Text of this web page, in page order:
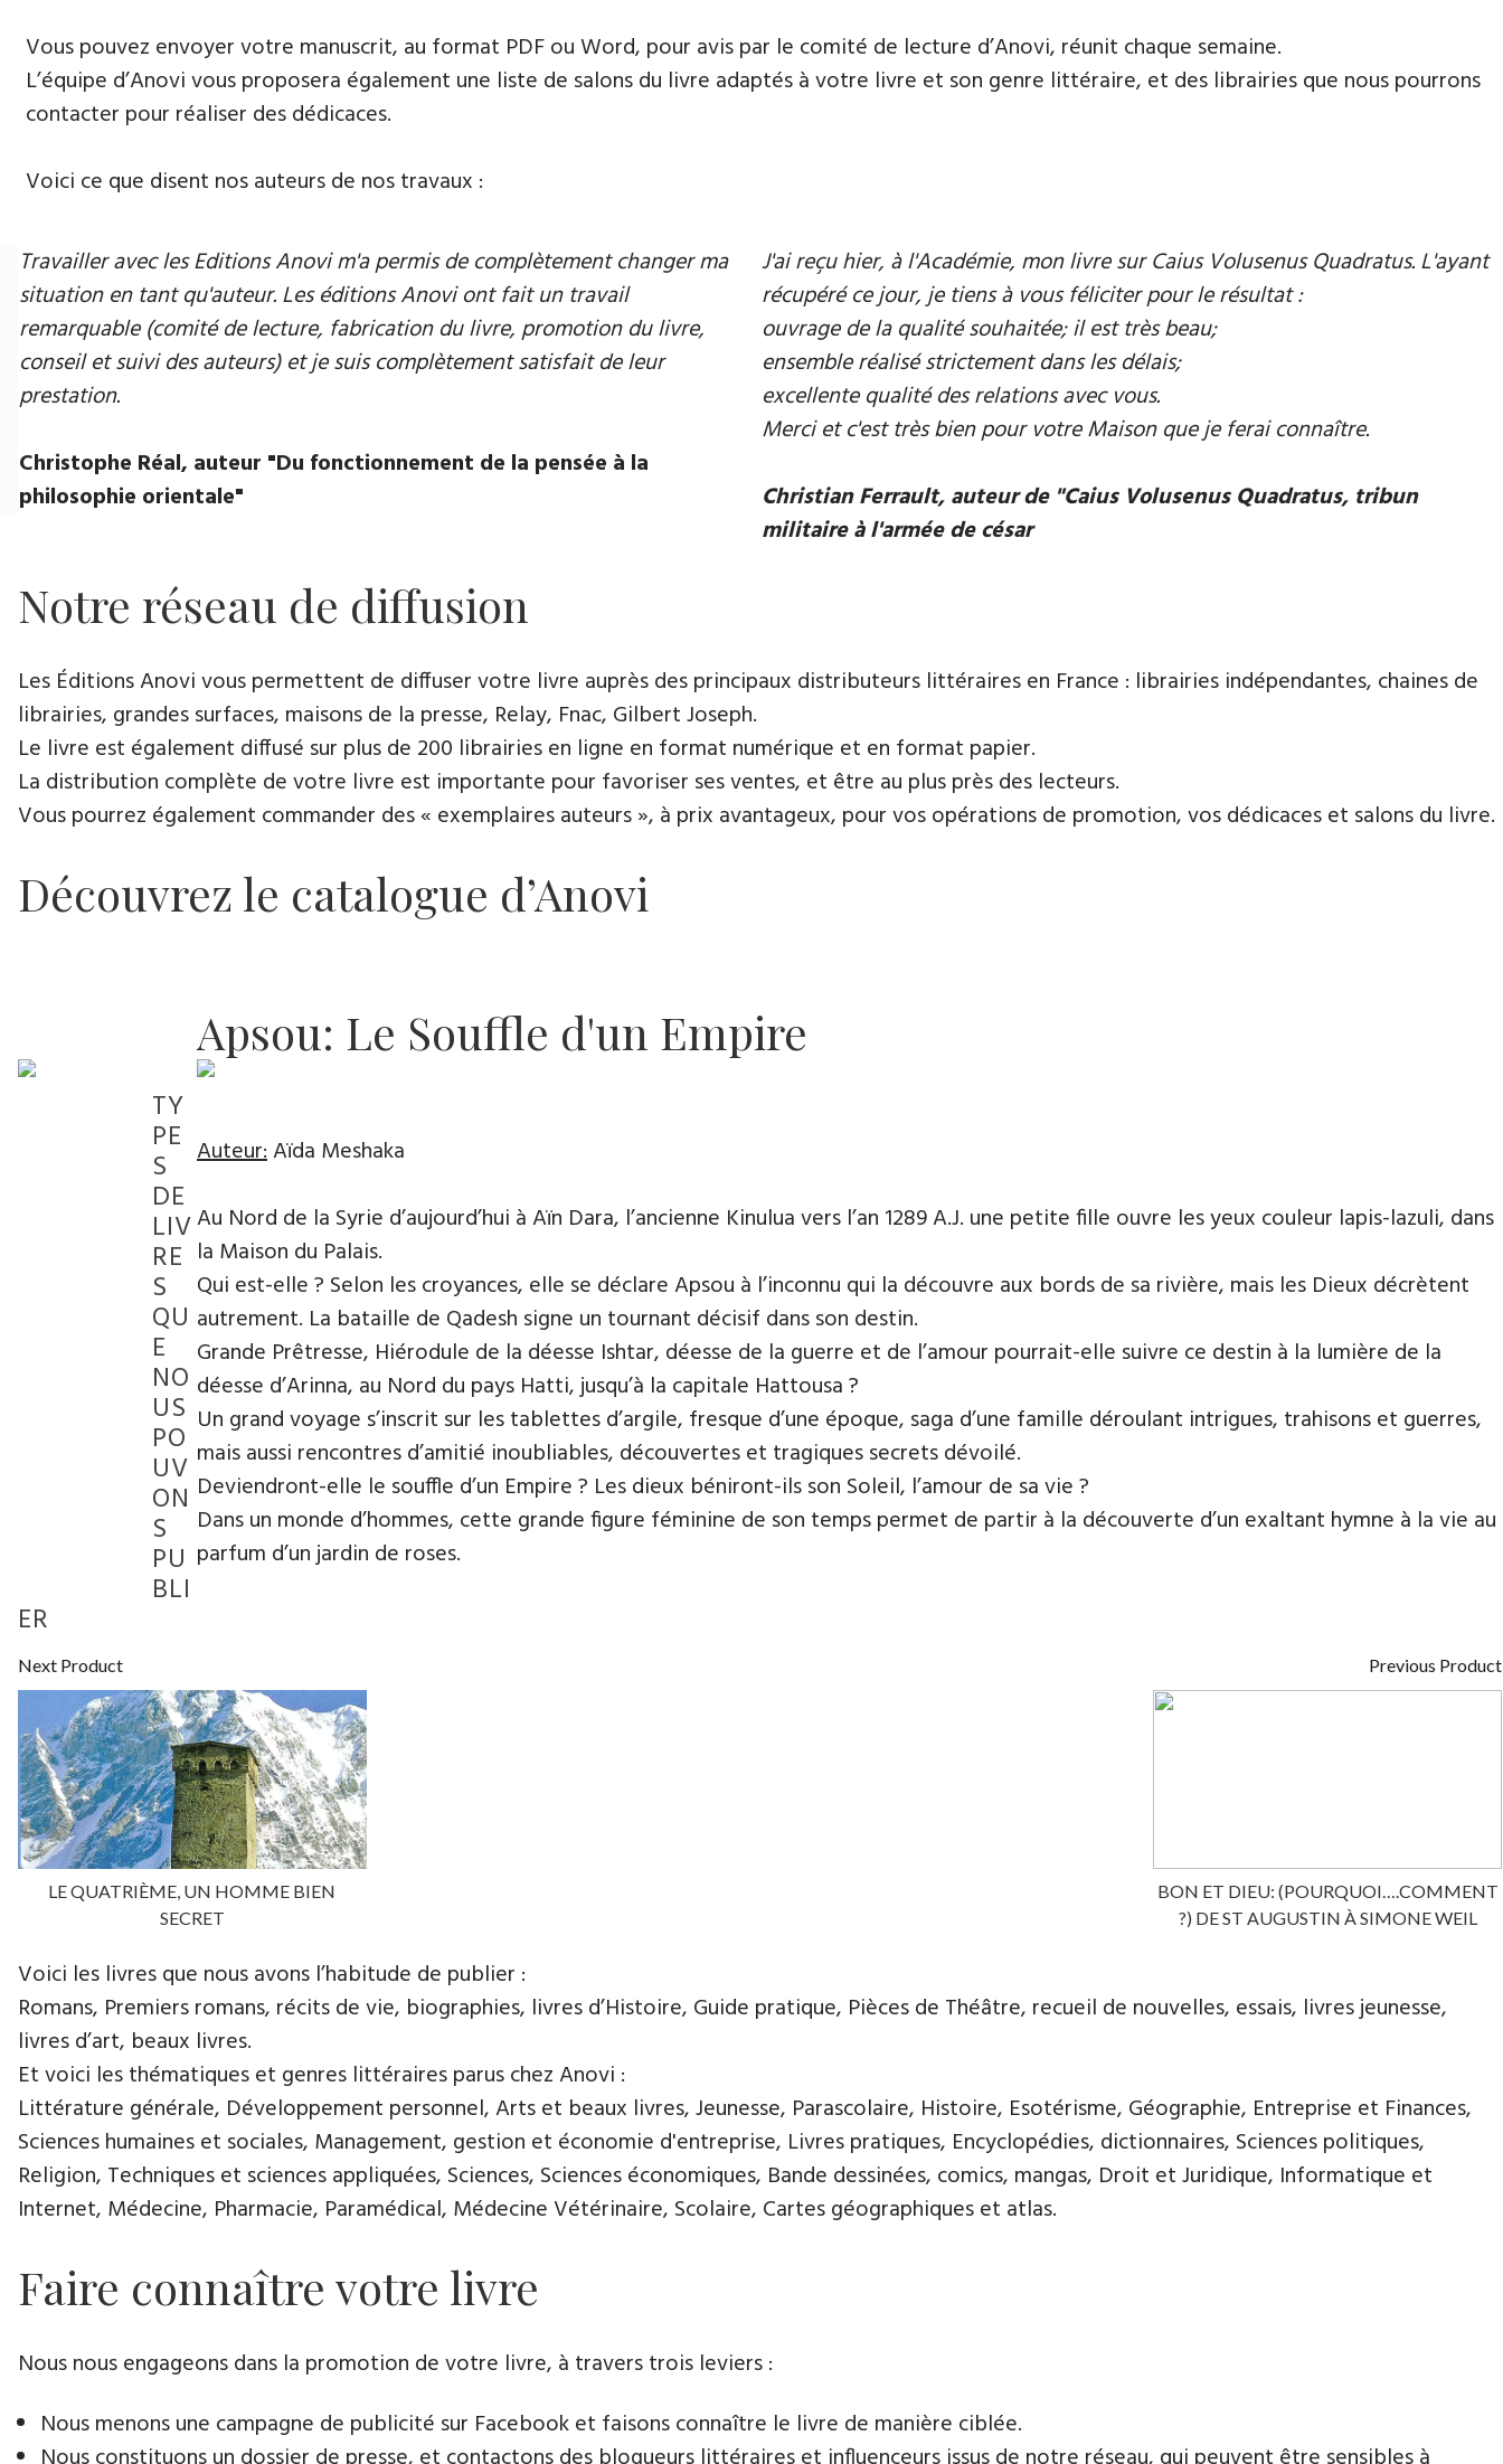
Vous pouvez envoyer votre manuscrit, au format PDF ou Word, pour avis par le comité de lecture d’Anovi, réunit chaque semaine.
L’équipe d’Anovi vous proposera également une liste de salons du livre adaptés à votre livre et son genre littéraire, et des librairies que nous pourrons
contacter pour réaliser des dédicaces.
Voici ce que disent nos auteurs de nos travaux :
Travailler avec les Editions Anovi m'a permis de complètement changer ma
situation en tant qu'auteur. Les éditions Anovi ont fait un travail
remarquable (comité de lecture, fabrication du livre, promotion du livre,
conseil et suivi des auteurs) et je suis complètement satisfait de leur
prestation.
Christophe Réal, auteur ​"Du fonctionnement de la pensée à la
philosophie orientale"
J'ai reçu hier, à l'Académie, mon livre sur Caius Volusenus Quadratus. L'ayant
récupéré ce jour, je tiens à vous féliciter pour le résultat :
ouvrage de la qualité souhaitée; il est très beau;
ensemble réalisé strictement dans les délais;
excellente qualité des relations avec vous.
Merci et c'est très bien pour votre Maison que je ferai connaître.
Christian Ferrault, auteur de "Caius Volusenus Quadratus, tribun
militaire à l'armée de césar
Notre réseau de diffusion
Les Éditions Anovi vous permettent de diffuser votre livre auprès des principaux distributeurs littéraires en France : librairies indépendantes, chaines de
librairies, grandes surfaces, maisons de la presse, Relay, Fnac, Gilbert Joseph.
Le livre est également diffusé sur plus de 200 librairies en ligne en format numérique et en format papier.
La distribution complète de votre livre est importante pour favoriser ses ventes, et être au plus près des lecteurs.
Vous pourrez également commander des « exemplaires auteurs », à prix avantageux, pour vos opérations de promotion, vos dédicaces et salons du livre.
Découvrez le catalogue d’Anovi
Apsou: Le Souffle d'un Empire
Auteur:Aïda Meshaka
Au Nord de la Syrie d’aujourd’hui à Aïn Dara, l’ancienne Kinulua vers l’an 1289 A.J. une petite fille ouvre les yeux couleur lapis-lazuli, dans
la Maison du Palais.
Qui est-elle ? Selon les croyances, elle se déclare Apsou à l’inconnu qui la découvre aux bords de sa rivière, mais les Dieux décrètent
autrement. La bataille de Qadesh signe un tournant décisif dans son destin.
Grande Prêtresse, Hiérodule de la déesse Ishtar, déesse de la guerre et de l’amour pourrait-elle suivre ce destin à la lumière de la
déesse d’Arinna, au Nord du pays Hatti, jusqu’à la capitale Hattousa ?
Un grand voyage s’inscrit sur les tablettes d’argile, fresque d’une époque, saga d’une famille déroulant intrigues, trahisons et guerres,
mais aussi rencontres d’amitié inoubliables, découvertes et tragiques secrets dévoilé.
Deviendront-elle le souffle d’un Empire ? Les dieux béniront-ils son Soleil, l’amour de sa vie ?
Dans un monde d’hommes, cette grande figure féminine de son temps permet de partir à la découverte d’un exaltant hymne à la vie au
parfum d’un jardin de roses.
Next Product
LE QUATRIÈME, UN HOMME BIEN
SECRET
Previous Product
BON ET DIEU: (POURQUOI….COMMENT
?) DE ST AUGUSTIN À SIMONE WEIL
TY
PE
S
DE
LIV
RE
S
QU
E
NO
US
PO
UV
ON
S
PU
BLI
ER
Voici les livres que nous avons l’habitude de publier :
Romans, Premiers romans, récits de vie, biographies, livres d’Histoire, Guide pratique, Pièces de Théâtre, recueil de nouvelles, essais, livres jeunesse,
livres d’art, beaux livres.
Et voici les thématiques et genres littéraires parus chez Anovi :
Littérature générale, Développement personnel, Arts et beaux livres, Jeunesse, Parascolaire, Histoire, Esotérisme, Géographie, Entreprise et Finances,
Sciences humaines et sociales, Management, gestion et économie d'entreprise, Livres pratiques, Encyclopédies, dictionnaires, Sciences politiques,
Religion, Techniques et sciences appliquées, Sciences, Sciences économiques, Bande dessinées, comics, mangas, Droit et Juridique, Informatique et
Internet, Médecine, Pharmacie, Paramédical, Médecine Vétérinaire, Scolaire, Cartes géographiques et atlas.
Faire connaître votre livre
Nous nous engageons dans la promotion de votre livre​, à travers trois leviers :
Nous menons une campagne de publicité sur Facebook et faisons connaître le livre de manière ciblée.